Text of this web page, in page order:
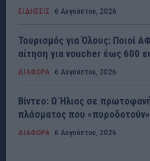
ΕΙΔΗΣΕΙΣ 6 Αυγούστου, 2026
Τουρισμός για Όλους: Ποιοί
αίτηση για voucher έως 600
ΔΙΑΦΟΡΑ 6 Αυγούστου, 2026
Βίντεο: Ο Ήλιος σε
πλάσματος που
ΔΙΑΦΟΡΑ 6 Αυγούστου, 2026